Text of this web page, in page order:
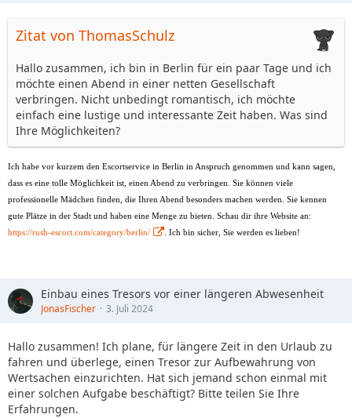
Zitat von ThomasSchulz
Hallo zusammen, ich bin in Berlin für ein paar Tage und ich
möchte einen Abend in einer netten Gesellschaft
verbringen. Nicht unbedingt romantisch, ich möchte
einfach eine lustige und interessante Zeit haben. Was sind
Ihre Möglichkeiten?
Ich habe vor kurzem den Escortservice in Berlin in Anspruch genommen und kann sagen,
dass es eine tolle Möglichkeit ist, einen Abend zu verbringen. Sie können viele
professionelle Mädchen finden, die Ihren Abend besonders machen werden. Sie kennen
gute Plätze in der Stadt und haben eine Menge zu bieten. Schau dir ihre Website an:
https://rush-escort.com/category/berlin/
. Ich bin sicher, Sie werden es lieben!
Einbau eines Tresors vor einer längeren Abwesenheit
JonasFischer 3. Juli 2024
Hallo zusammen! Ich plane, für längere Zeit in den Urlaub zu
fahren und überlege, einen Tresor zur Aufbewahrung von
Wertsachen einzurichten. Hat sich jemand schon einmal mit
einer solchen Aufgabe beschäftigt? Bitte teilen Sie Ihre
Erfahrungen.